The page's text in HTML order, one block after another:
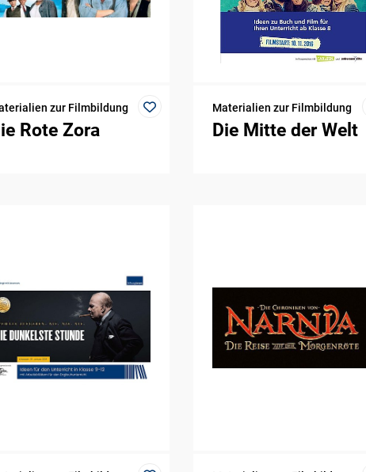
zur Filmbildung
Rote Zora
Materialien zur Filmbildung
Die Mitte der Welt